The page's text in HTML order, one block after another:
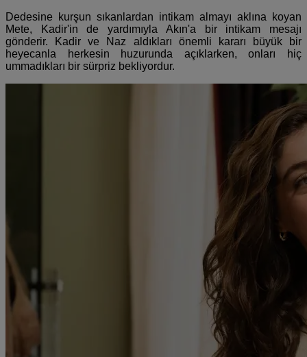
Dedesine kurşun sıkanlardan intikam almayı aklına koyan
Mete, Kadir'in de yardımıyla Akın'a bir intikam mesajı
gönderir. Kadir ve Naz aldıkları önemli kararı büyük bir
heyecanla herkesin huzurunda açıklarken, onları hiç
ummadıkları bir sürpriz bekliyordur.